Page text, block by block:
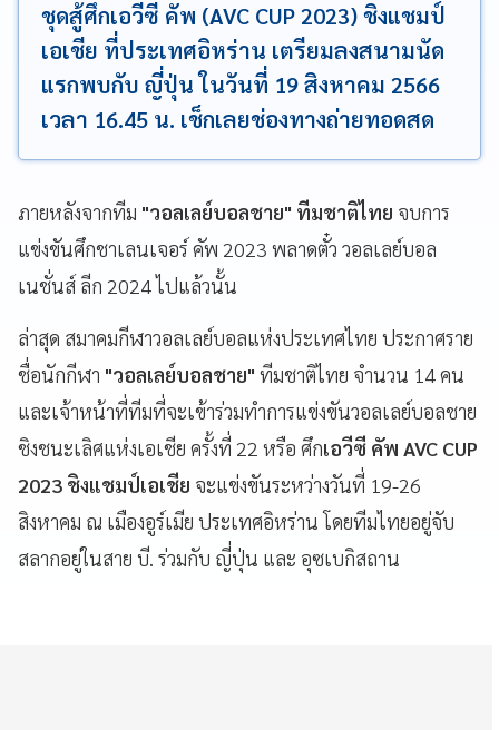
ชุดสู้ศึกเอวีซี คัพ (AVC CUP 2023) ชิงแชมป์
เอเชีย ที่ประเทศอิหร่าน เตรียมลงสนามนัด
แรกพบกับ ญี่ปุ่น ในวันที่ 19 สิงหาคม 2566
เวลา 16.45 น. เช็กเลยช่องทางถ่ายทอดสด
ภายหลังจากทีม "วอลเลย์บอลชาย" ทีมชาติไทย จบการ
แข่งขันศึกชาเลนเจอร์ คัพ 2023 พลาดตั๋ว วอลเลย์บอล
เนชั่นส์ ลีก 2024 ไปแล้วนั้น
ล่าสุด สมาคมกีฬาวอลเลย์บอลแห่งประเทศไทย ประกาศราย
ชื่อนักกีฬา "วอลเลย์บอลชาย" ทีมชาติไทย จำนวน 14 คน
และเจ้าหน้าที่ทีมที่จะเข้าร่วมทำการแข่งขันวอลเลย์บอลชาย
ชิงชนะเลิศแห่งเอเชีย ครั้งที่ 22 หรือ ศึกเอวีซี คัพ AVC CUP
2023 ชิงแชมป์เอเชีย จะแข่งขันระหว่างวันที่ 19-26
สิงหาคม ณ เมืองอูร์เมีย ประเทศอิหร่าน โดยทีมไทยอยู่จับ
สลากอยู่ในสาย บี. ร่วมกับ ญี่ปุ่น และ อุซเบกิสถาน